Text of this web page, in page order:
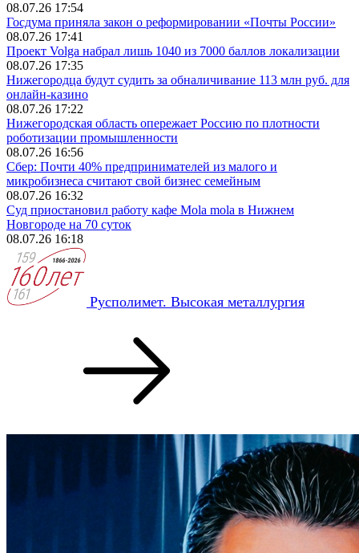
08.07.26 17:54
Госдума приняла закон о реформировании «Почты России»
08.07.26 17:41
Проект Volga набрал лишь 1040 из 7000 баллов локализации
08.07.26 17:35
Нижегородца будут судить за обналичивание 113 млн руб. для
онлайн‑казино
08.07.26 17:22
Нижегородская область опережает Россию по плотности
роботизации промышленности
08.07.26 16:56
Сбер: Почти 40% предпринимателей из малого и
микробизнеса считают свой бизнес семейным
08.07.26 16:32
Суд приостановил работу кафе Mola mola в Нижнем
Новгороде на 70 суток
08.07.26 16:18
Русполимет. Высокая металлургия